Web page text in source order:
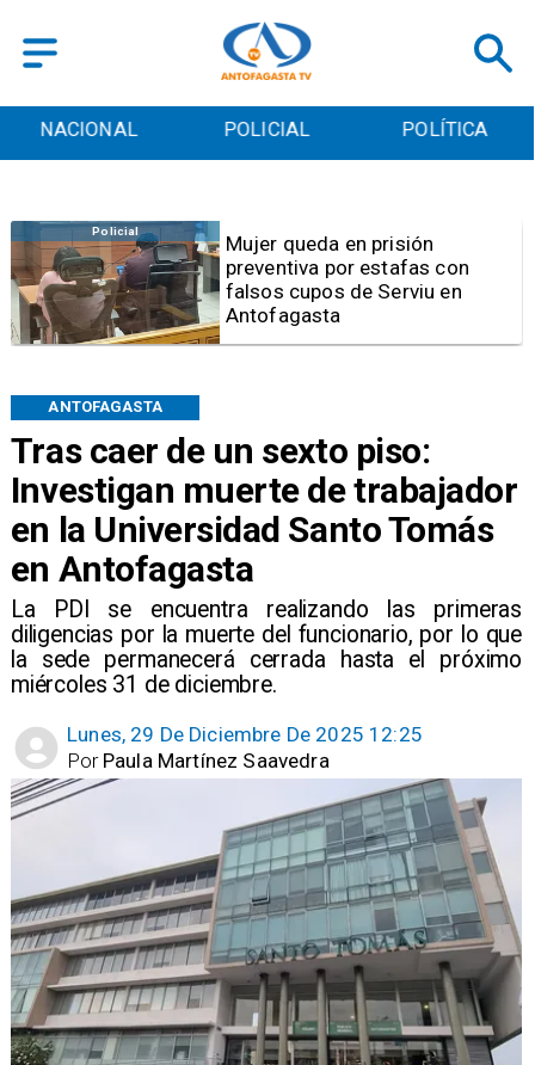
POLICIAL POLÍTICA CULTURA
Tras caer de un sexto piso:
Investigan muerte de trabajador
en la Universidad Santo Tomás
en Antofagasta
La PDI se encuentra realizando las primeras
diligencias por la muerte del funcionario, por lo que
la sede permanecerá cerrada hasta el próximo
miércoles 31 de diciembre.
ANTOFAGASTA
Lunes, 29 De Diciembre De 2025 12:25
Paula Martínez Saavedra
Por
Videos
Video | Choferes del
TransAntofagasta piden
sistema mixto de pago